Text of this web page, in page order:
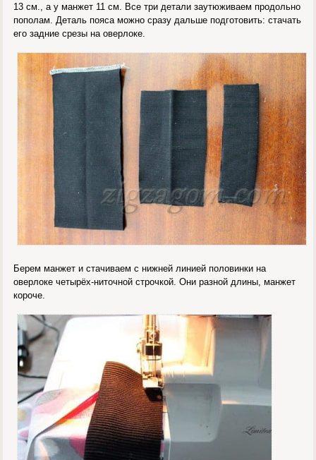
13 см., а у манжет 11 см. Все три детали заутюживаем продольно
пополам. Деталь пояса можно сразу дальше подготовить: стачать
его задние срезы на оверлоке.
Берем манжет и стачиваем с нижней линией половинки на
оверлоке четырёх-ниточной строчкой. Они разной длины, манжет
короче.